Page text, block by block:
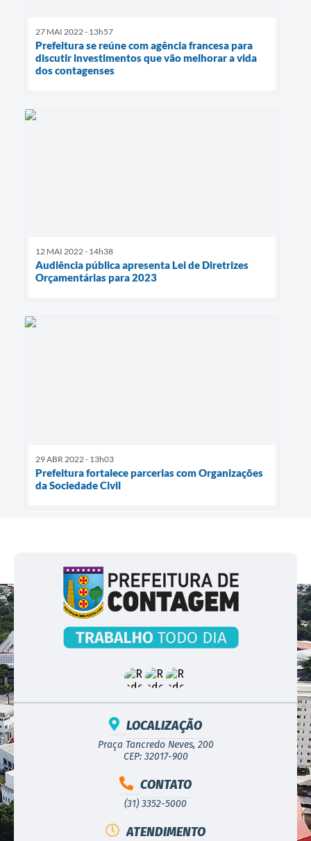
27 MAI 2022 - 13h57
Prefeitura se reúne com agência francesa para
discutir investimentos que vão melhorar a vida
dos contagenses
12 MAI 2022 - 14h38
Audiência pública apresenta Lei de Diretrizes
Orçamentárias para 2023
29 ABR 2022 - 13h03
Prefeitura fortalece parcerias com Organizações
da Sociedade Civil
LOCALIZAÇÃO
Praça Tancredo Neves, 200
CEP: 32017-900
CONTATO
(31) 3352-5000
ATENDIMENTO